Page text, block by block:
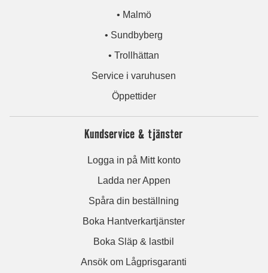
• Malmö
• Sundbyberg
• Trollhättan
Service i varuhusen
Öppettider
Kundservice & tjänster
Logga in på Mitt konto
Ladda ner Appen
Spåra din beställning
Boka Hantverkartjänster
Boka Släp & lastbil
Ansök om Lågprisgaranti